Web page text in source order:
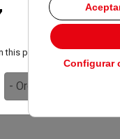
this page you will find totaly